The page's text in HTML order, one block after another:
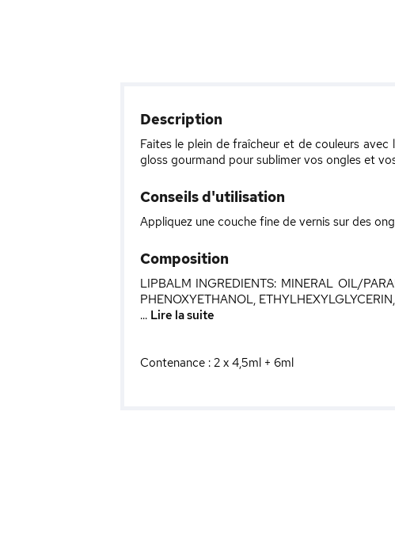
Description
Faites le plein de fraîcheur et de couleurs
gloss gourmand pour sublimer vos ongles et
Conseils d'utilisation
Appliquez une couche fine de vernis sur des
Composition
LIPBALM INGREDIENTS: MINERAL OIL/
PHENOXYETHANOL,
... Lire la suite
Contenance : 2 x 4,5ml + 6ml